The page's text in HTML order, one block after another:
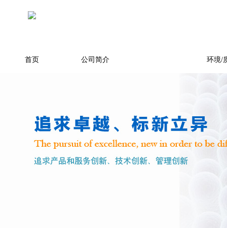
首页 公司简介 环境/